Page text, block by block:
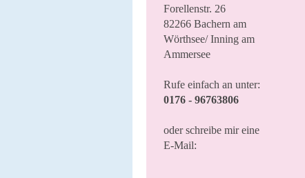
Forellenstr. 26
82266 Bachern am
Wörthsee/ Inning am
Ammersee
Rufe einfach an unter:
0176 - 96763806
oder schreibe mir eine
E-Mail: